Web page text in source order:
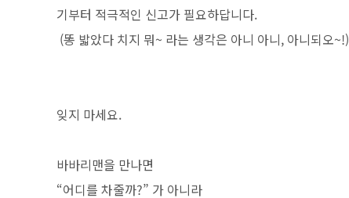
기부터 적극적인 신고가 필요하답니다.
(똥 밟았다 치지 뭐~ 라는 생각은 아니 아니, 아니되오~!)
잊지 마세요.
바바리맨을 만나면
“어디를 차줄까?” 가 아니라